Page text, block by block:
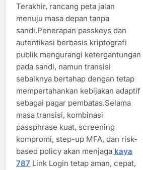
Terakhir, rancang peta jalan
menuju masa depan tanpa
sandi.Penerapan passkeys dan
autentikasi berbasis kriptografi
publik mengurangi ketergantungan
pada sandi, namun transisi
sebaiknya bertahap dengan tetap
mempertahankan kebijakan adaptif
sebagai pagar pembatas.Selama
masa transisi, kombinasi
passphrase kuat, screening
kompromi, step-up MFA, dan risk-
based policy akan menjaga kaya
787 Link Login tetap aman, cepat,